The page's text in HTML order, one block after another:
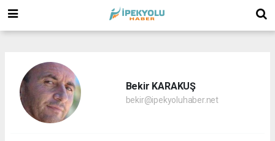
Bekir KARAKUŞ
bekir@ipekyoluhaber.net